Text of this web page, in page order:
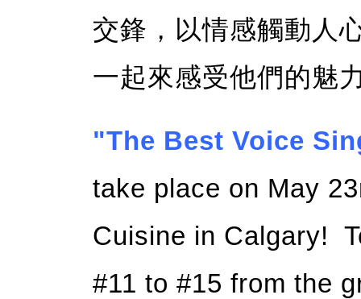
交鋒，以情感觸動人
一起來感受他們的魅
"The Best Voice
take place on May
Cuisine in Calgary!
#11 to #15 from the